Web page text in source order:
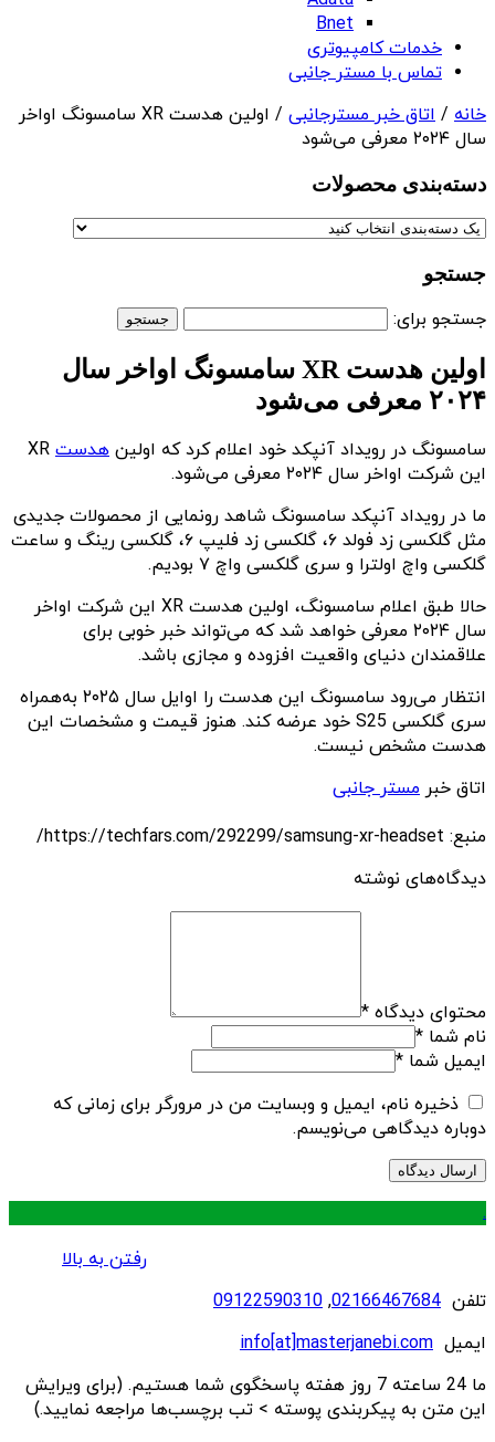
Bnet
خدمات کامپیوتری
تماس با مستر جانبی
خانه / اتاق خبر مسترجانبی
/ اولین هدست XR سامسونگ اواخر
سال ۲۰۲۴ معرفی می‌شود
دسته‌بندی‌ محصولات
جستجو
جستجو برای:
اولین هدست XR سامسونگ اواخر سال
۲۰۲۴ معرفی می‌شود
سامسونگ در رویداد آنپکد خود اعلام کرد که اولین هدست XR
این شرکت اواخر سال ۲۰۲۴ معرفی می‌شود.
ما در رویداد آنپکد سامسونگ شاهد رونمایی از محصولات جدیدی
مثل گلکسی زد فولد ۶، گلکسی زد فلیپ ۶، گلکسی رینگ و ساعت‌
گلکسی واچ اولترا و سری گلکسی واچ ۷ بودیم.
حالا طبق اعلام سامسونگ، اولین هدست XR این شرکت اواخر
سال ۲۰۲۴ معرفی خواهد شد که می‌تواند خبر خوبی برای
علاقمندان دنیای واقعیت افزوده و مجازی باشد.
انتظار می‌رود سامسونگ این هدست را اوایل سال ۲۰۲۵ به‌همراه
سری گلکسی S25 خود عرضه کند. هنوز قیمت و مشخصات این
هدست مشخص نیست.
اتاق خبر مستر جانبی
منبع: https://techfars.com/292299/samsung-xr-headset/
دیدگاه‌های نوشته
محتوای دیدگاه *
نام شما *
ایمیل شما *
ذخیره نام، ایمیل و وبسایت من در مرورگر برای زمانی که
دوباره دیدگاهی می‌نویسم.
.
رفتن به بالا
تلفن 02166467684
,
09122590310
ایمیل info[at]masterjanebi.com
ما 24 ساعته 7 روز هفته پاسخگوی شما هستیم. (برای ویرایش
این متن به پیکربندی پوسته > تب برچسب‌ها مراجعه نمایید.)